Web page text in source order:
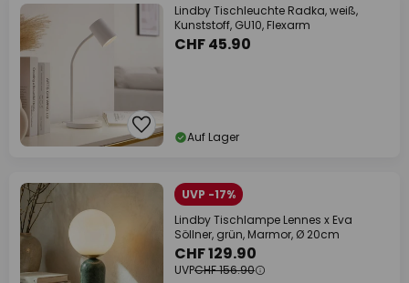
Lindby Tischleuchte Radka, weiß,
Kunststoff, GU10, Flexarm
CHF 45.90
Auf Lager
UVP -17%
Lindby Tischlampe Lennes x Eva
Söllner, grün, Marmor, Ø 20cm
CHF 129.90
UVPCHF 156.90